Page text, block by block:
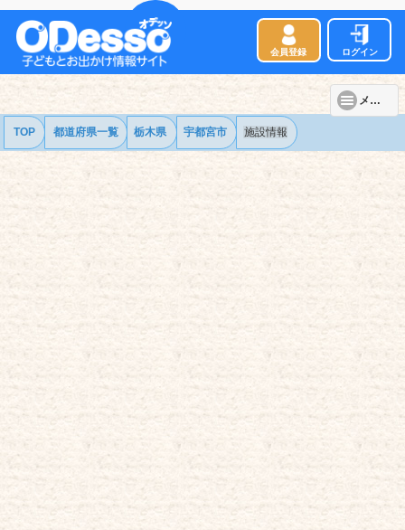
会員登録 ログイン
メニュー
TOP 都道府県一覧 栃木県 宇都宮市 施設情報